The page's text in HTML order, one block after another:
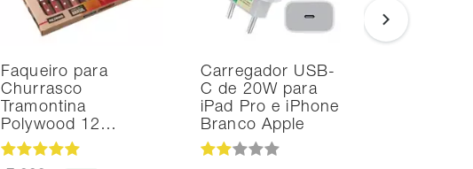
Faqueiro para
Churrasco
Tramontina
Polywood 12…
Carregador USB-
C de 20W para
iPad Pro e iPhone
Branco Apple